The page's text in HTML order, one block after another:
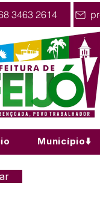
3463 2614
Município⬇️